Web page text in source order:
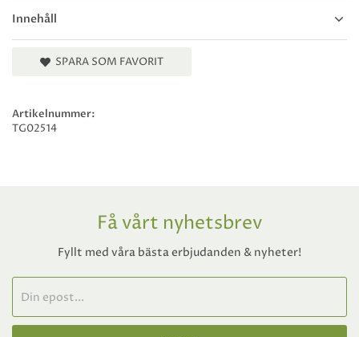
Innehåll
SPARA SOM FAVORIT
Artikelnummer:
TG02514
Få vårt nyhetsbrev
Fyllt med våra bästa erbjudanden & nyheter!